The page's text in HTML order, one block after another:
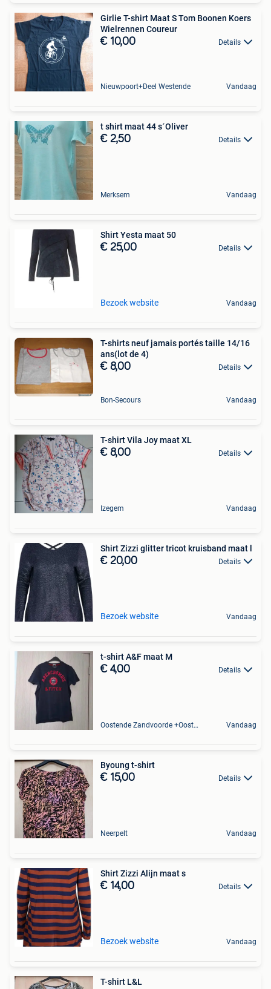
Girlie T-shirt Maat S Tom Boonen Koers
Wielrennen Coureur
€ 10,00 Details
Nieuwpoort+Deel Westende Vandaag
t shirt maat 44 s´Oliver
€ 2,50 Details
Merksem Vandaag
Shirt Yesta maat 50
€ 25,00 Details
Bezoek website Vandaag
T-shirts neuf jamais portés taille 14/16
ans(lot de 4)
€ 8,00 Details
Bon-Secours Vandaag
T-shirt Vila Joy maat XL
€ 8,00 Details
Izegem Vandaag
Shirt Zizzi glitter tricot kruisband maat l
€ 20,00 Details
Bezoek website Vandaag
t-shirt A&F maat M
€ 4,00 Details
Oostende Zandvoorde +Oostende Vandaag
Byoung t-shirt
€ 15,00 Details
Neerpelt Vandaag
Shirt Zizzi Alijn maat s
€ 14,00 Details
Bezoek website Vandaag
T-shirt L&L